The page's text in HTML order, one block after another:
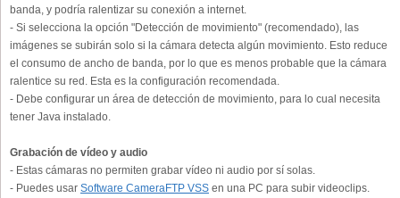
banda, y podría ralentizar su conexión a internet.
- Si selecciona la opción "Detección de movimiento" (recomendado), las
imágenes se subirán solo si la cámara detecta algún movimiento. Esto reduce
el consumo de ancho de banda, por lo que es menos probable que la cámara
ralentice su red. Esta es la configuración recomendada.
- Debe configurar un área de detección de movimiento, para lo cual necesita
tener Java instalado.
Grabación de vídeo y audio
- Estas cámaras no permiten grabar vídeo ni audio por sí solas.
- Puedes usar Software CameraFTP VSS en una PC para subir videoclips.